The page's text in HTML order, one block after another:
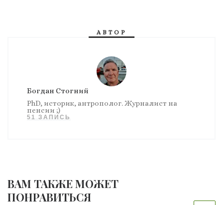
АВТОР
Богдан Стогний
PhD, историк, антрополог. Журналист на
пенсии ;)
51 ЗАПИСЬ
ВАМ ТАКЖЕ МОЖЕТ
ПОНРАВИТЬСЯ